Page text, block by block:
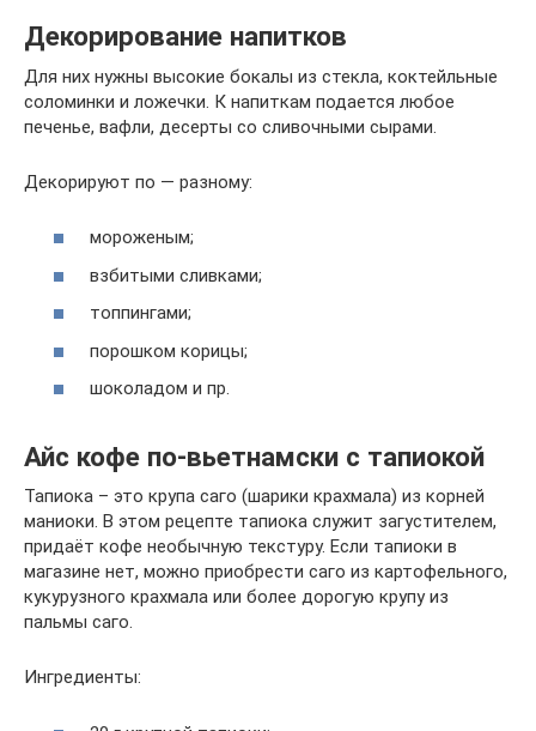
Декорирование напитков
Для них нужны высокие бокалы из стекла, коктейльные
соломинки и ложечки. К напиткам подается любое
печенье, вафли, десерты со сливочными сырами.
Декорируют по — разному:
мороженым;
взбитыми сливками;
топпингами;
порошком корицы;
шоколадом и пр.
Айс кофе по-вьетнамски с тапиокой
Тапиока – это крупа саго (шарики крахмала) из корней
маниоки. В этом рецепте тапиока служит загустителем,
придаёт кофе необычную текстуру. Если тапиоки в
магазине нет, можно приобрести саго из картофельного,
кукурузного крахмала или более дорогую крупу из
пальмы саго.
Ингредиенты: